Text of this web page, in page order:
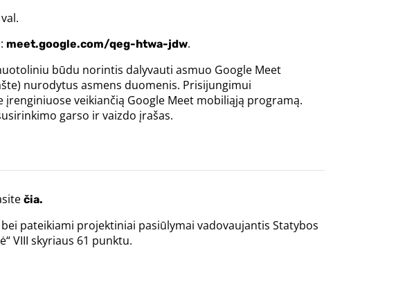
meet.google.com/qeg-htwa-jdw.
būdu norintis dalyvauti asmuo Google Meet
nurodytus asmens duomenis. Prisijungimui
veikiančią Google Meet mobiliąją programą.
garso ir vaizdo įrašas.
čia.
pateikiami projektiniai pasiūlymai vadovaujantis Statybos
VIII skyriaus 61 punktu.